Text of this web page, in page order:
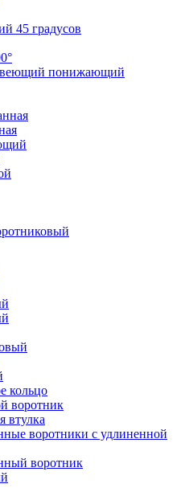
45 градусов
понижающий
кольцо
воротник
втулка
воротники с удлиненной
воротник